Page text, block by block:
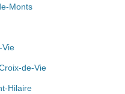
Monts
Vie
de-Vie
Hilaire